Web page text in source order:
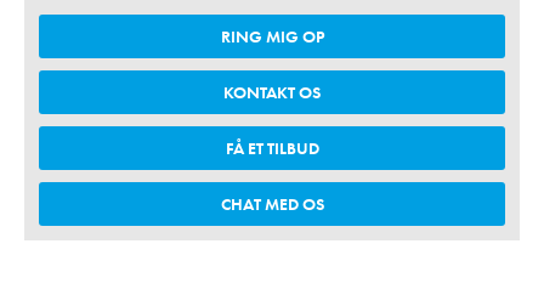
RING MIG OP
KONTAKT OS
FÅ ET TILBUD
CHAT MED OS